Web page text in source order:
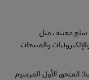
سلع معينة ، مثل
والمنتجات
الملحق الأول المرسوم